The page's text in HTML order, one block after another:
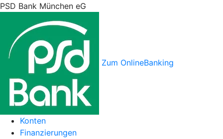
PSD Bank München eG
Zum OnlineBanking
Konten
Finanzierungen